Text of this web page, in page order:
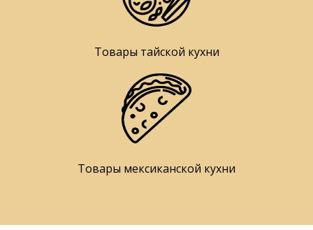
Товары тайской кухни
Товары мексиканской кухни